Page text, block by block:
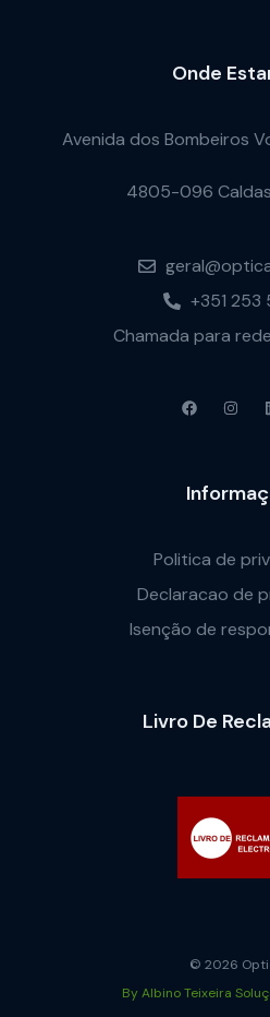
Onde
Avenida dos Bombeiros
4805-096
+351 253
Chamada para
Politica de
Declaracao de
Isenção de
Livro De
© 2026
By Albino Teixeira